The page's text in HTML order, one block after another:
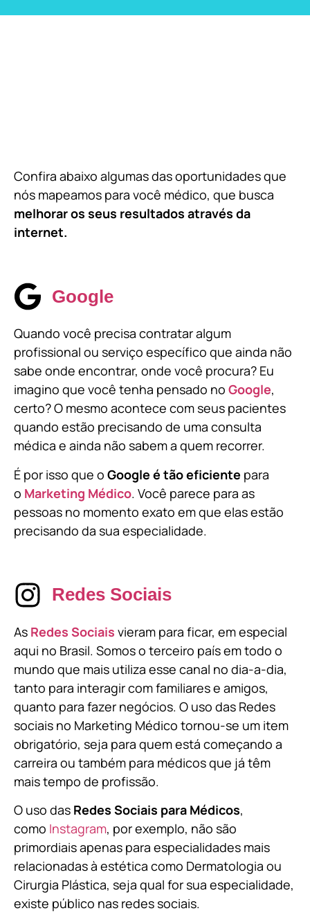
Confira abaixo algumas das oportunidades que
nós mapeamos para você médico, que busca
melhorar os seus resultados através da
internet.
Google
Quando você precisa contratar algum
profissional ou serviço específico que ainda não
sabe onde encontrar, onde você procura? Eu
imagino que você tenha pensado no Google,
certo? O mesmo acontece com seus pacientes
quando estão precisando de uma consulta
médica e ainda não sabem a quem recorrer.
É por isso que o Google é tão eficiente para
o Marketing Médico. Você parece para as
pessoas no momento exato em que elas estão
precisando da sua especialidade.
Redes Sociais
As Redes Sociais vieram para ficar, em especial
aqui no Brasil. Somos o terceiro país em todo o
mundo que mais utiliza esse canal no dia-a-dia,
tanto para interagir com familiares e amigos,
quanto para fazer negócios. O uso das Redes
sociais no Marketing Médico tornou-se um item
obrigatório, seja para quem está começando a
carreira ou também para médicos que já têm
mais tempo de profissão.
O uso das Redes Sociais para Médicos,
como Instagram, por exemplo, não são
primordiais apenas para especialidades mais
relacionadas à estética como Dermatologia ou
Cirurgia Plástica, seja qual for sua especialidade,
existe público nas redes sociais.